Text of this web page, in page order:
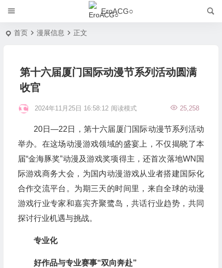
EroACG○
首页 漫展信息 正文
第十六届厦门国际动漫节系列活动圆满
收官
2024年11月25日 16:58:12 25,258
阅读模式
20日—22日，第十六届厦门国际动漫节系列活动
举办。在这场动漫游戏领域的盛宴上，不仅揭晓了本
届“金海豚奖”动漫及游戏奖项得主，还首次落地WN国
际游戏商务大会，为国内动漫游戏从业者搭建国际化
合作交流平台。为期三天的时间里，来自全球的动漫
游戏行业专家和嘉宾齐聚鹭岛，共话行业趋势，共同
探讨行业机遇与挑战。
专业化
好作品与专业赛事“双向奔赴”